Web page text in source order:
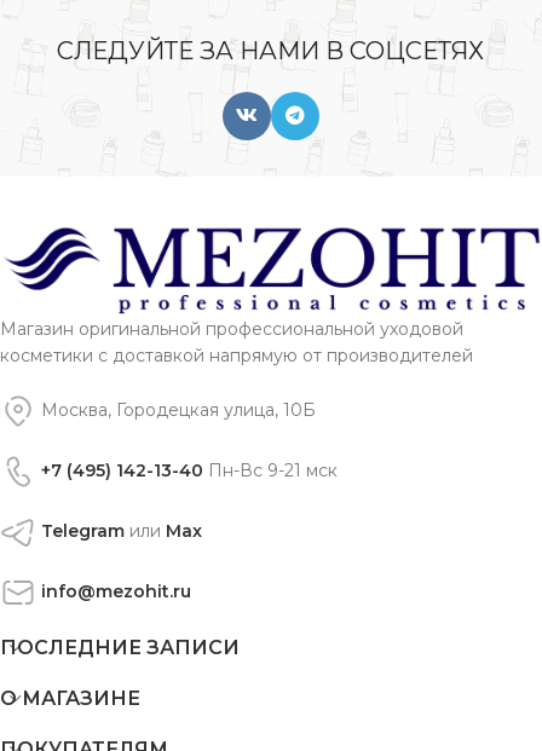
СЛЕДУЙТЕ ЗА НАМИ В СОЦСЕТЯХ
Магазин оригинальной профессиональной уходовой
косметики с доставкой напрямую от производителей
Москва, Городецкая улица, 10Б
+7 (495) 142-13-40 Пн-Вс 9-21 мск
Telegram или Max
info@mezohit.ru
ПОСЛЕДНИЕ ЗАПИСИ
О МАГАЗИНЕ